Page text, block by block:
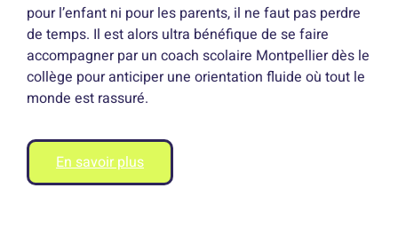
pour l’enfant ni pour les parents, il ne faut pas perdre
de temps. Il est alors ultra bénéfique de se faire
accompagner par un coach scolaire Montpellier dès le
collège pour anticiper une orientation fluide où tout le
monde est rassuré.
En savoir plus